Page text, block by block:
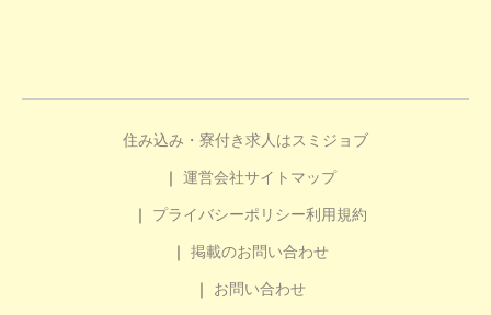
住み込み・寮付き求人はスミジョブ
運営会社サイトマップ
プライバシーポリシー利用規約
掲載のお問い合わせ
お問い合わせ